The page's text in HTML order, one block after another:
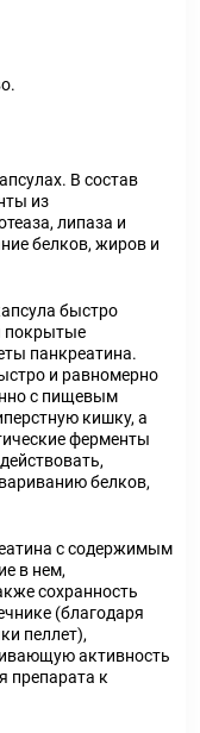
В состав
из
липаза и
белков, жиров и
быстро
покрытые
панкреатина.
и равномерно
с пищевым
кишку, а
ферменты
белков,
с содержимым
в нем,
сохранность
(благодаря
пеллет),
активность
препарата к